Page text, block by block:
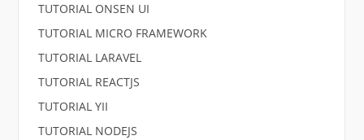
TUTORIAL ONSEN UI
TUTORIAL MICRO FRAMEWORK
TUTORIAL LARAVEL
TUTORIAL REACTJS
TUTORIAL YII
TUTORIAL NODEJS